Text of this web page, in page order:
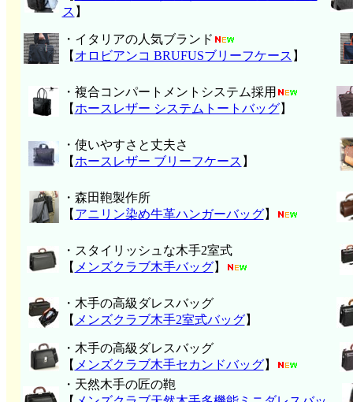
ス 】
・イタリアの人気ブランド
【 オロビアンコ BRUFUSブリーフケース 】
・複合コンパートメントシステム採用
【 ホースレザー システムトートバッグ】
・使いやすさと丈夫さ
【 ホースレザー ブリーフケース 】
・森田鞄製作所
【 アニリン染め牛革ハンガーバッグ】
・スタイリッシュな木手2室式
【 メンズクラブ木手バッグ】
・木手の高級ダレスバッグ
【 メンズクラブ木手2室式バッグ】
・木手の高級ダレスバッグ
【 メンズクラブ木手セカンドバッグ】
・天然木手の匠の鞄